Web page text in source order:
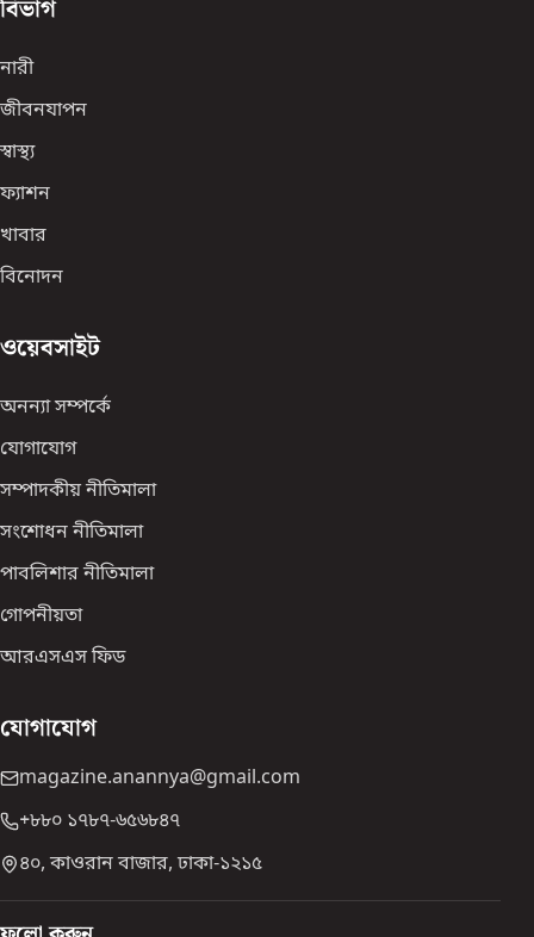
বিভাগ
নারী
জীবনযাপন
স্বাস্থ্য
ফ্যাশন
খাবার
বিনোদন
ওয়েবসাইট
অনন্যা সম্পর্কে
যোগাযোগ
সম্পাদকীয় নীতিমালা
সংশোধন নীতিমালা
পাবলিশার নীতিমালা
গোপনীয়তা
আরএসএস ফিড
যোগাযোগ
magazine.anannya@gmail.com
+৮৮০ ১৭৮৭-৬৫৬৮৪৭
৪০, কাওরান বাজার, ঢাকা-১২১৫